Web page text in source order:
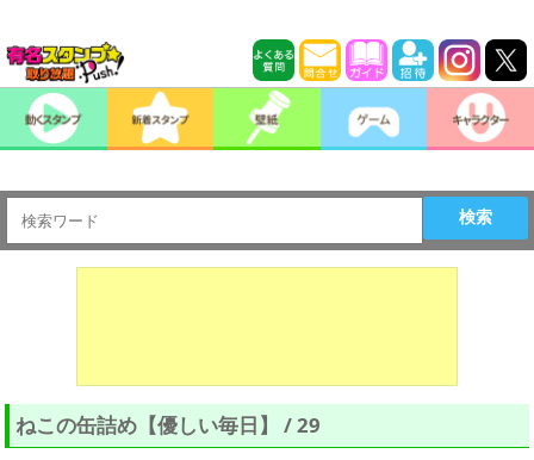
検索
ねこの缶詰め【優しい毎日】 / 29